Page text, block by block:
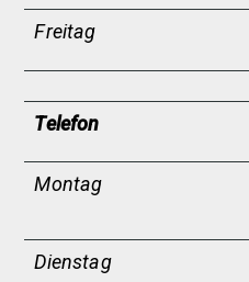
Freitag
Telefon
Montag
Dienstag